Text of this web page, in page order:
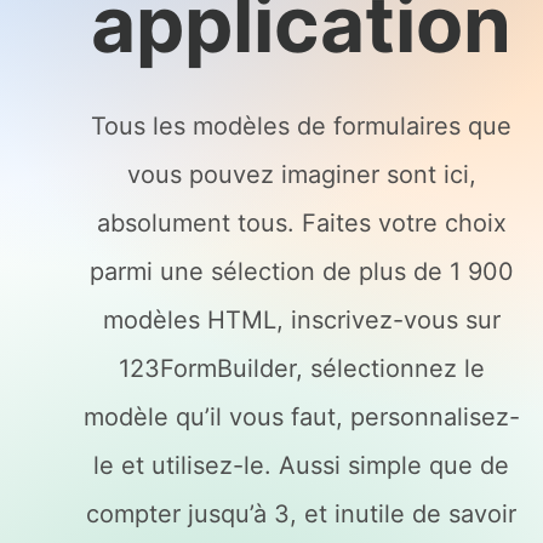
application
Tous les modèles de formulaires que
vous pouvez imaginer sont ici,
absolument tous. Faites votre choix
parmi une sélection de plus de 1 900
modèles HTML, inscrivez-vous sur
123FormBuilder, sélectionnez le
modèle qu’il vous faut, personnalisez-
le et utilisez-le. Aussi simple que de
compter jusqu’à 3, et inutile de savoir